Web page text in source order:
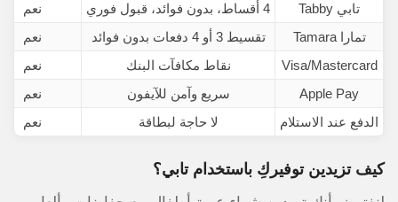
تابي Tabby
4 أقساط، بدون فوائد، قبول فوري
نعم
تمارا Tamara
تقسيط 3 أو 4 دفعات بدون فوائد
نعم
Visa/Mastercard
نقاط مكافآت البنك
نعم
Apple Pay
سريع وآمن للآيفون
نعم
الدفع عند الاستلام
لا حاجة لبطاقة نعم
كيف تزيدين توفيركِ باستخدام تابي؟